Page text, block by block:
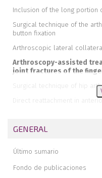
Inclusion of the long
Surgical technique of the
button fixation
Arthroscopic lateral
Arthroscopy-assisted
joint fractures of the
Surgical technique of hip
Direct reattachment in
Two handles to grasp:
GENERAL
Último sumario
Fondo de publicaciones